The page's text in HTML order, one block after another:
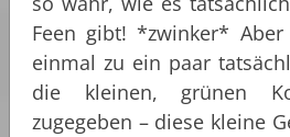
Feen gibt! *zwinker*
einmal zu ein paar
die kleinen, grünen
zugegeben – diese kleine